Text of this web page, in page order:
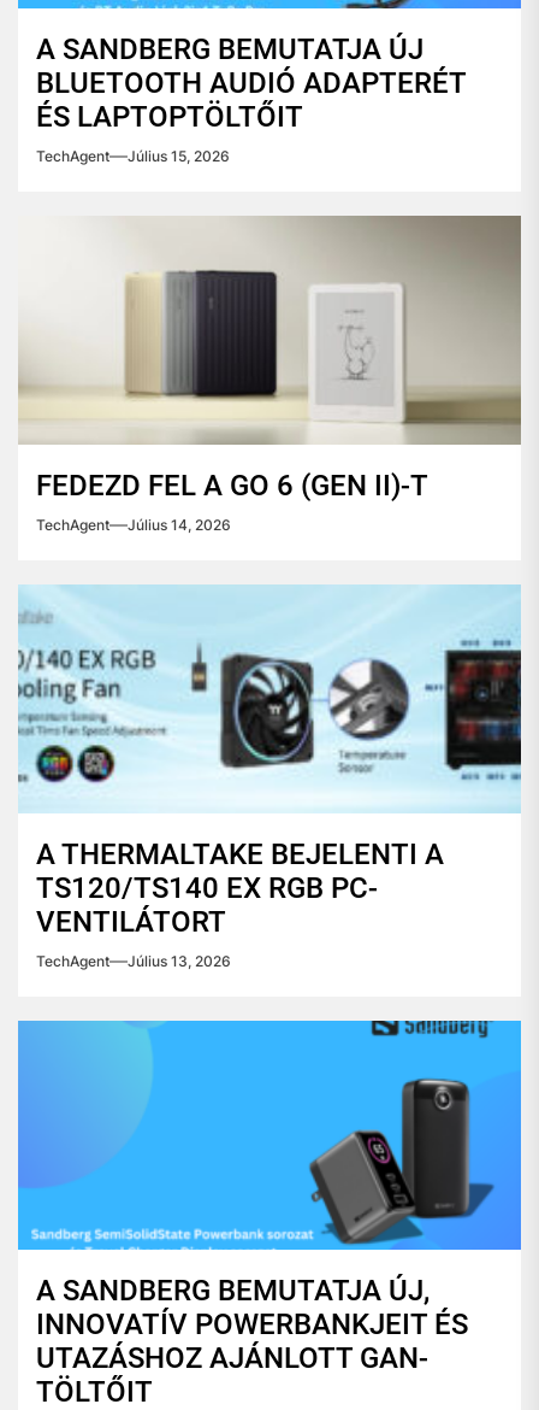
A SANDBERG BEMUTATJA ÚJ
BLUETOOTH AUDIÓ ADAPTERÉT
ÉS LAPTOPTÖLTŐIT
TechAgent Július 15, 2026
FEDEZD FEL A GO 6 (GEN II)-T
TechAgent Július 14, 2026
A THERMALTAKE BEJELENTI A
TS120/TS140 EX RGB PC-
VENTILÁTORT
TechAgent Július 13, 2026
A SANDBERG BEMUTATJA ÚJ,
INNOVATÍV POWERBANKJEIT ÉS
UTAZÁSHOZ AJÁNLOTT GAN-
TÖLTŐIT